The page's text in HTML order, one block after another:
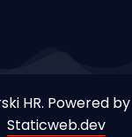
HR. Powered by
Staticweb.dev